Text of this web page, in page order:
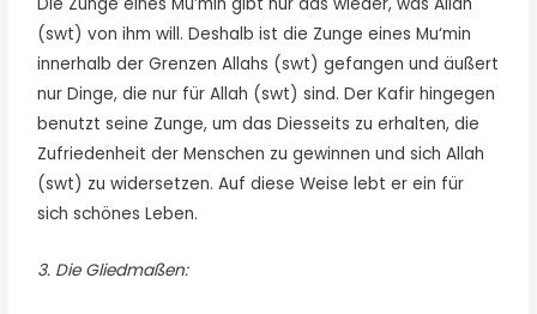
Die Zunge eines Mu’min gibt nur das wieder, was Allah
(swt) von ihm will. Deshalb ist die Zunge eines Mu‘min
innerhalb der Grenzen Allahs (swt) gefangen und äußert
nur Dinge, die nur für Allah (swt) sind. Der Kafir hingegen
benutzt seine Zunge, um das Diesseits zu erhalten, die
Zufriedenheit der Menschen zu gewinnen und sich Allah
(swt) zu widersetzen. Auf diese Weise lebt er ein für
sich schönes Leben.
3. Die Gliedmaßen: